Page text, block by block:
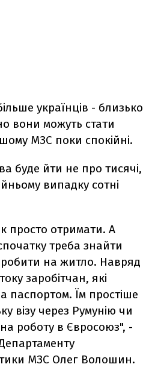
українців - близько
вони можуть стати
МЗС поки спокійні.
буде йти не про тисячі,
випадку сотні
просто отримати. А
треба знайти
на житло. Навряд
заробітчан, які
паспортом. Їм простіше
візу через Румунію чи
роботу в Євросоюз", -
МЗС Олег Волошин.